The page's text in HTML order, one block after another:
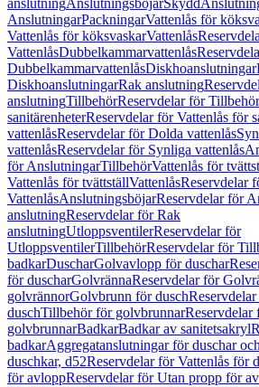
anslutningAnslutningsböjarSkydd
AnslutningarPackningarVattenlås för
Vattenlås för köksvaskarVattenlås
VattenlåsDubbelkammarvattenlås
DubbelkammarvattenlåsDiskhoanslutningar
DiskhoanslutningarRak anslutning
anslutningTillbehörReservdelar för Tillbehör
sanitärenheterReservdelar för Vattenlås för
vattenlåsReservdelar för Dolda vattenlås
vattenlåsReservdelar för Synliga vattenlås
för AnslutningarTillbehörVattenlås för
Vattenlås för tvättställVattenlåsReservdelar
VattenlåsAnslutningsböjarReservdelar för
anslutningReservdelar för Rak
anslutningUtloppsventilerReservdelar för
UtloppsventilerTillbehörReservdelar för
badkarDuscharGolvavlopp för duschar
för duscharGolvrännaReservdelar för
golvrännorGolvbrunn för dusch
duschTillbehör för golvbrunnar
golvbrunnarBadkarBadkar av sanitetsakryl
badkarAggregatanslutningar för duschar
duschkar, d52Reservdelar för Vattenlås för
för avloppReservdelar för Utan propp för